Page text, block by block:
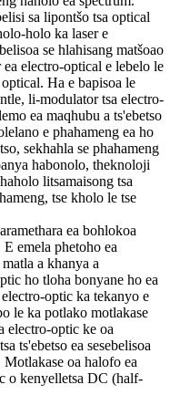
sa lipontšo tsa optical
holo ka laser e
se hlahisang matšoao
electro-optical e lebelo le
Ha e bapisoa le
li-modulator tsa electro-
ea maqhubu a ts'ebetso
e phahameng ea ho
sekhahla se phahameng
habonolo, theknoloji
litsamaisong tsa
tse kholo le tse
ea bohlokoa
emela phetoho ea
a khanya a
ho tloha bonyane ho ea
optic ka tekanyo e
le ka potlako motlakase
electro-optic ke oa
ts'ebetso ea sesebelisoa
Motlakase oa halofo ea
o kenyelletsa DC (half-